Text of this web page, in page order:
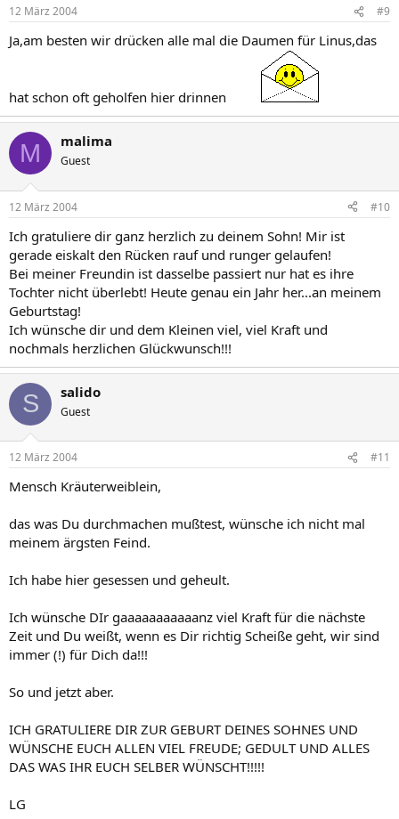
12 März 2004 #9
Ja,am besten wir drücken alle mal die Daumen für Linus,das
hat schon oft geholfen hier drinnen
M malima
Guest
12 März 2004 #10
Ich gratuliere dir ganz herzlich zu deinem Sohn! Mir ist
gerade eiskalt den Rücken rauf und runger gelaufen!
Bei meiner Freundin ist dasselbe passiert nur hat es ihre
Tochter nicht überlebt! Heute genau ein Jahr her...an meinem
Geburtstag!
Ich wünsche dir und dem Kleinen viel, viel Kraft und
nochmals herzlichen Glückwunsch!!!
S salido
Guest
12 März 2004 #11
Mensch Kräuterweiblein,
das was Du durchmachen mußtest, wünsche ich nicht mal
meinem ärgsten Feind.
Ich habe hier gesessen und geheult.
Ich wünsche DIr gaaaaaaaaaaanz viel Kraft für die nächste
Zeit und Du weißt, wenn es Dir richtig Scheiße geht, wir sind
immer (!) für Dich da!!!
So und jetzt aber.
ICH GRATULIERE DIR ZUR GEBURT DEINES SOHNES UND
WÜNSCHE EUCH ALLEN VIEL FREUDE; GEDULT UND ALLES
DAS WAS IHR EUCH SELBER WÜNSCHT!!!!!
LG